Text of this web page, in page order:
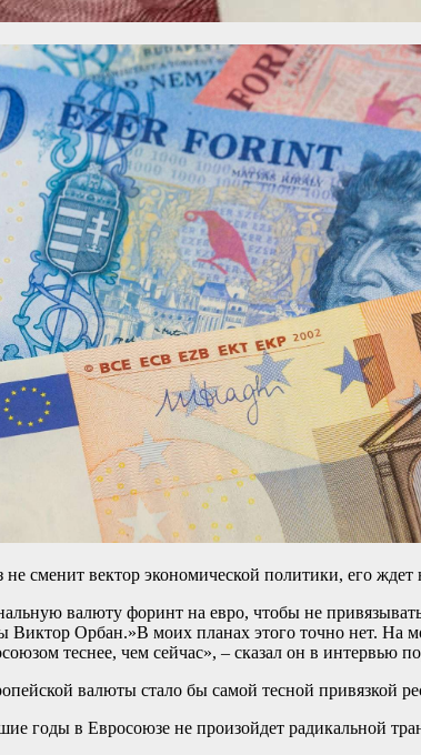
не сменит вектор экономической политики, его
валюту форинт на евро, чтобы не
Виктор Орбан.»В моих планах этого точно нет. На
теснее, чем сейчас», – сказал он в интервью
валюты стало бы самой тесной привязкой
годы в Евросоюзе не произойдет радикальной